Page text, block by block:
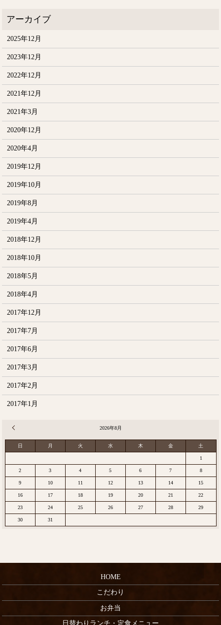
2025年12月
2023年12月
2022年12月
2021年12月
2021年3月
2020年12月
2020年4月
2019年12月
2019年10月
2019年8月
2019年4月
2018年12月
2018年10月
2018年5月
2018年4月
2017年12月
2017年7月
2017年6月
2017年3月
2017年2月
2017年1月
2026年8月
日 月 火 水 木 金 土
1
2 3 4 5 6 7 8
9 10 11 12 13 14 15
16 17 18 19 20 21 22
23 24 25 26 27 28 29
30 31
HOME
こだわり
お弁当
日替わりランチ・定食メニュー